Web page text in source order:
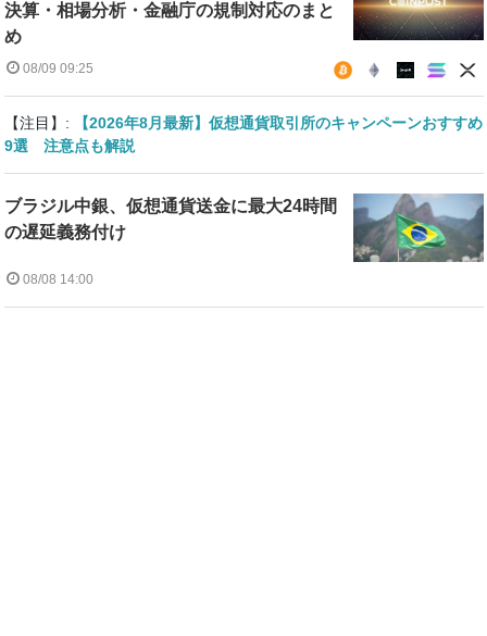
決算・相場分析・金融庁の規制対応のまと
め
08/09 09:25
【注目】:
【2026年8月最新】仮想通貨取引所のキャンペーンおすすめ
9選 注意点も解説
ブラジル中銀、仮想通貨送金に最大24時間
の遅延義務付け
08/08 14:00